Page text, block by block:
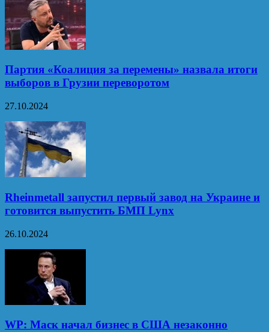
Партия «Коалиция за перемены» назвала итоги
выборов в Грузии переворотом
27.10.2024
Rheinmetall запустил первый завод на Украине и
готовится выпустить БМП Lynx
26.10.2024
WP: Маск начал бизнес в США незаконно